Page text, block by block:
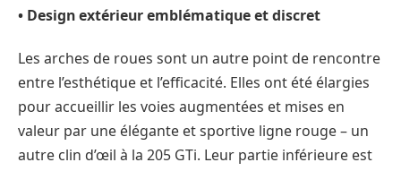
• Design extérieur emblématique et discret
Les arches de roues sont un autre point de rencontre
entre l’esthétique et l’efficacité. Elles ont été élargies
pour accueillir les voies augmentées et mises en
valeur par une élégante et sportive ligne rouge – un
autre clin d’œil à la 205 GTi. Leur partie inférieure est